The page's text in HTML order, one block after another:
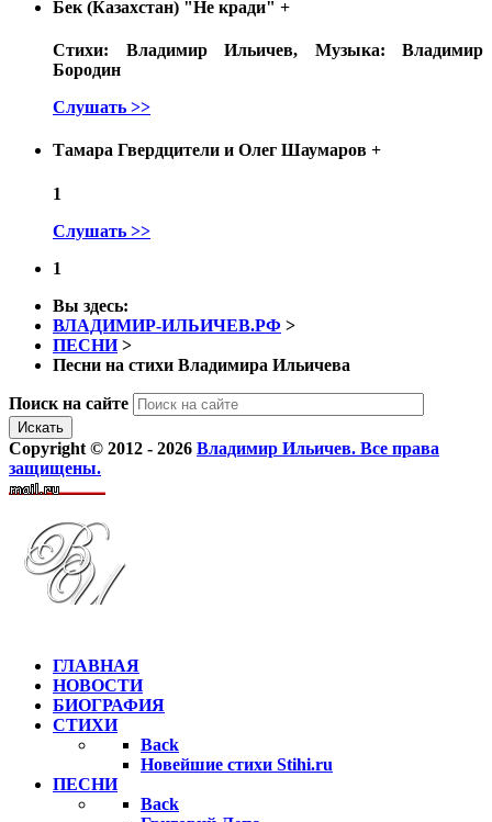
Бек (Казахстан) "Не кради" +
Стихи: Владимир Ильичев, Музыка: Владимир
Бородин
Слушать >>
Тамара Гвердцители и Олег Шаумаров +
1
Слушать >>
1
Вы здесь:
ВЛАДИМИР-ИЛЬИЧЕВ.РФ >
ПЕСНИ >
Песни на стихи Владимира Ильичева
Поиск на сайте
Искать
Copyright © 2012 - 2026 Владимир Ильичев. Все права
защищены.
ГЛАВНАЯ
НОВОСТИ
БИОГРАФИЯ
СТИХИ
Back
Новейшие стихи Stihi.ru
ПЕСНИ
Back